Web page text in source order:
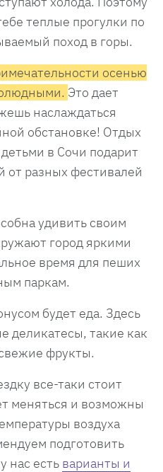
теплые прогулки по
поход в горы.
осенью
Это дает
наслаждаться
обстановке! Отдых
в Сочи подарит
от разных фестивалей
удивить своим
город яркими
время для пеших
паркам.
будет еда. Здесь
деликатесы, такие как
фрукты.
все-таки стоит
меняться и возможны
воздуха
подготовить
нас есть варианты и